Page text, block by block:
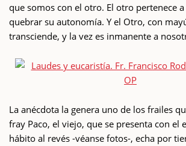
que somos con el otro. El otro pertenece
quebrar su autonomía. Y el Otro, con
transciende, y la vez es inmanente a
La anécdota la genera uno de los frailes
fray Paco, el viejo, que se presenta con el
hábito al revés -véanse fotos-, echa por